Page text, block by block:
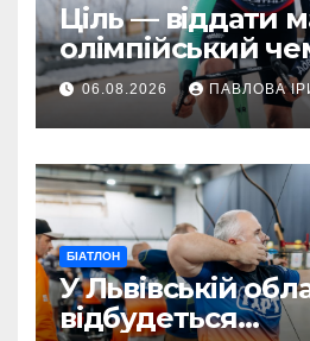
Ціль — віддати
олімпійський
біатлону Жаклен
дебютній
велогонці
06.08.2026 ПАВЛОВА
БІАТЛОН
У Львівській
відбудеться